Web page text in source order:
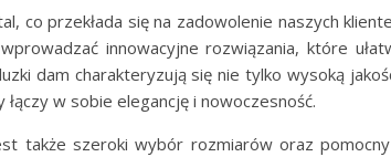
co przekłada się na zadowolenie naszych
innowacyjne rozwiązania, które
dam charakteryzują się nie tylko wysoką
w sobie elegancję i nowoczesność.
także szeroki wybór rozmiarów oraz